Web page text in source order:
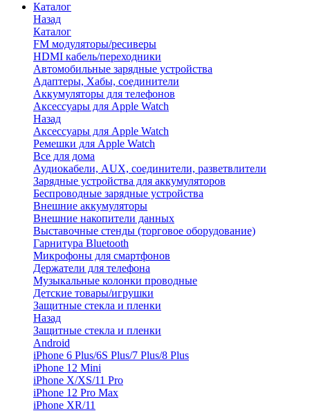
Каталог
Назад
Каталог
FM модуляторы/ресиверы
HDMI кабель/переходники
Автомобильные зарядные устройства
Адаптеры, Хабы, соединители
Аккумуляторы для телефонов
Аксессуары для Apple Watch
Назад
Аксессуары для Apple Watch
Ремешки для Apple Watch
Все для дома
Аудиокабели, AUX, соединители, разветвлители
Зарядные устройства для аккумуляторов
Беспроводные зарядные устройства
Внешние аккумуляторы
Внешние накопители данных
Выставочные стенды (торговое оборудование)
Гарнитура Bluetooth
Микрофоны для смартфонов
Держатели для телефона
Музыкальные колонки проводные
Детские товары/игрушки
Защитные стекла и пленки
Назад
Защитные стекла и пленки
Android
iPhone 6 Plus/6S Plus/7 Plus/8 Plus
iPhone 12 Mini
iPhone X/XS/11 Pro
iPhone 12 Pro Max
iPhone XR/11